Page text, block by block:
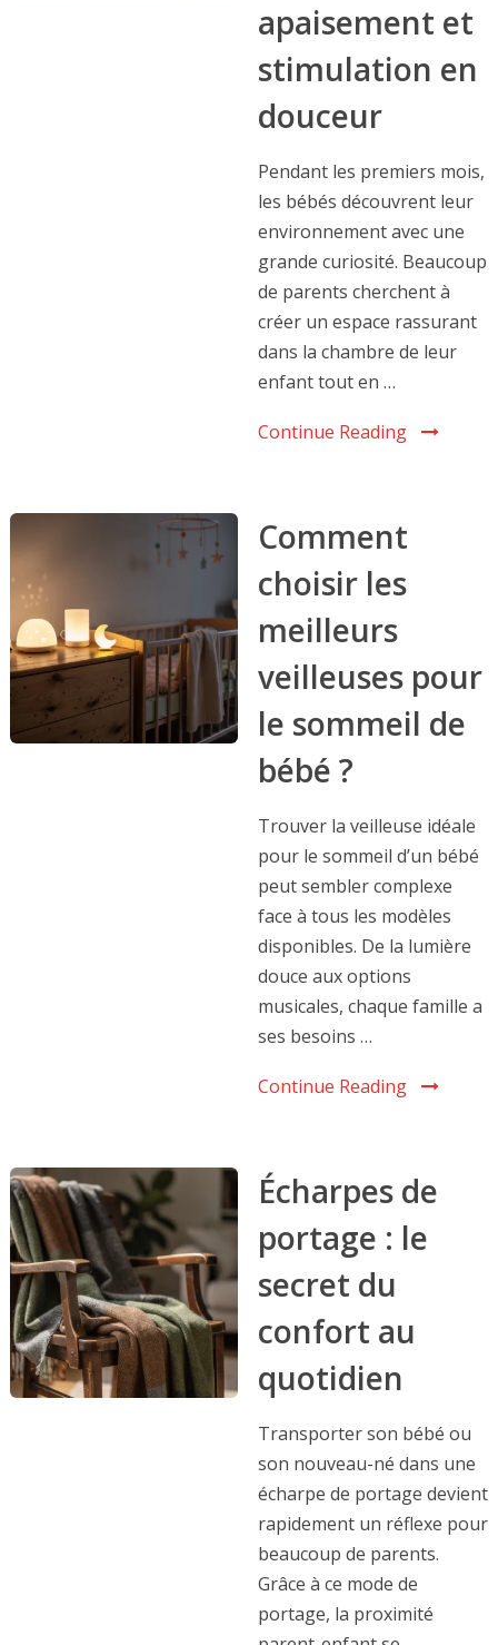
apaisement et
stimulation en
douceur
Pendant les premiers mois,
les bébés découvrent leur
environnement avec une
grande curiosité. Beaucoup
de parents cherchent à
créer un espace rassurant
dans la chambre de leur
enfant tout en …
Continue Reading
Comment
choisir les
meilleurs
veilleuses pour
le sommeil de
bébé ?
Trouver la veilleuse idéale
pour le sommeil d’un bébé
peut sembler complexe
face à tous les modèles
disponibles. De la lumière
douce aux options
musicales, chaque famille a
ses besoins …
Continue Reading
Écharpes de
portage : le
secret du
confort au
quotidien
Transporter son bébé ou
son nouveau-né dans une
écharpe de portage devient
rapidement un réflexe pour
beaucoup de parents.
Grâce à ce mode de
portage, la proximité